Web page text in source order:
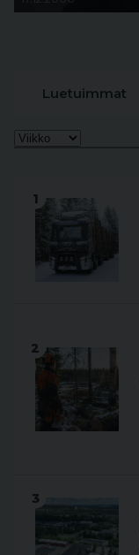
Luetuimmat
1
2
3